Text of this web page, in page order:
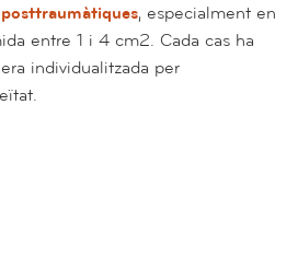
, especialment en
entre 1 i 4 cm2. Cada cas ha
individualitzada per